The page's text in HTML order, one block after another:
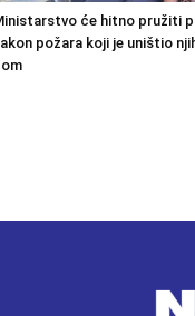
će hitno pružiti
požara koji je uništio